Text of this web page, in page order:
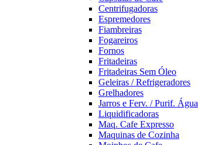
Centrifugadoras
Espremedores
Fiambreiras
Fogareiros
Fornos
Fritadeiras
Fritadeiras Sem Óleo
Geleiras / Refrigeradores
Grelhadores
Jarros e Ferv. / Purif. Água
Liquidificadoras
Maq. Cafe Expresso
Maquinas de Cozinha